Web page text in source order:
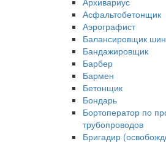
Асфальтобетонщик
Аэрографист
Балансировщик шин
Бандажировщик
Барбер
Бармен
Бетонщик
Бондарь
Бортоператор по
трубопроводов
Бригадир